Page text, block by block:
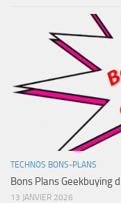
TECHNOS BONS-PLANS
Bons Plans Geekbuying
13 JANVIER 2026